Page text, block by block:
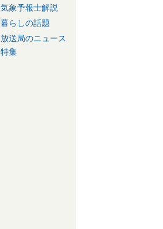
気象予報士解説
暮らしの話題
放送局のニュース
特集